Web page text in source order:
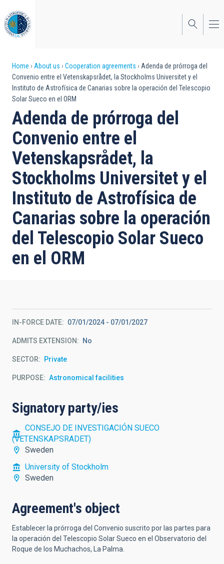
to
main
content
Breadcrumb
Home About us Cooperation agreements
Adenda de prórroga del
Convenio entre el Vetenskapsrådet, la Stockholms Universitet y el
Instituto de Astrofísica de Canarias sobre la operación del Telescopio
Solar Sueco en el ORM
Adenda de prórroga del
Convenio entre el
Vetenskapsrådet, la
Stockholms Universitet y el
Instituto de Astrofísica de
Canarias sobre la operación
del Telescopio Solar Sueco
en el ORM
IN-FORCE DATE 07/01/2024 - 07/01/2027
ADMITS EXTENSION No
SECTOR Private
PURPOSE Astronomical facilities
Signatory party/ies
CONSEJO DE INVESTIGACIÓN SUECO
(VETENSKAPSRADET)
Sweden
University of Stockholm
Sweden
Agreement's object
Establecer la prórroga del Convenio suscrito por las partes para
la operación del Telescopio Solar Sueco en el Observatorio del
Roque de los Muchachos, La Palma.